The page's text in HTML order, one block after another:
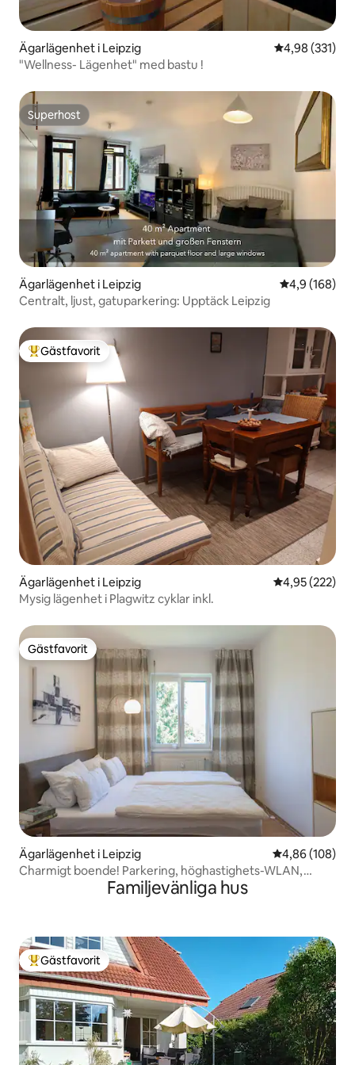
Ägarlägenhet i Leipzig 4,98 av 5 i
4,98 (331)
"Wellness- Lägenhet" med bastu !
Superhost
Superhost
Ägarlägenhet i Leipzig 4,9 av 5 i
4,9 (168)
Centralt, ljust, gatuparkering: Upptäck Leipzig
Populär gästfavorit
Gästfavorit
Ägarlägenhet i Leipzig 4,95 av 5 i
4,95 (222)
Mysig lägenhet i Plagwitz cyklar inkl.
Gästfavorit
Gästfavorit
Ägarlägenhet i Leipzig 4,86 av 5 i
4,86 (108)
Charmigt boende! Parkering, höghastighets-WLAN,
Familjevänliga hus
Populär gästfavorit
Gästfavorit